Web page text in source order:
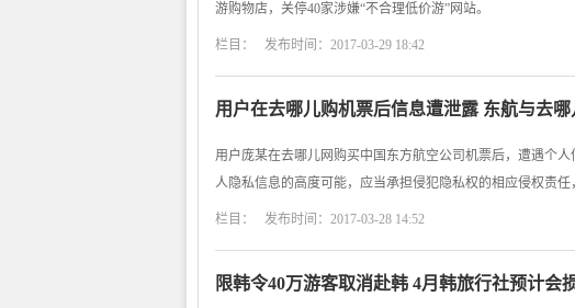
游购物店，关停40家涉嫌“不合理低价游”网站。
栏目： 发布时间：2017-03-29 18:42
用户在去哪儿购机票后信息遭泄露 东航与去
用户庞某在去哪儿网购买中国东方航空公司机票后，遭遇个
人隐私信息的高度可能，应当承担侵犯隐私权的相应侵权责任
栏目： 发布时间：2017-03-28 14:52
限韩令40万游客取消赴韩 4月韩旅行社预计会